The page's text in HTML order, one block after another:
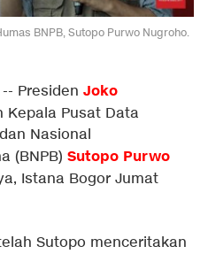
BNPB, Sutopo Purwo Nugroho.
-- Presiden Joko
Kepala Pusat Data
Nasional
(BNPB) Sutopo Purwo
Istana Bogor Jumat
Sutopo menceritakan